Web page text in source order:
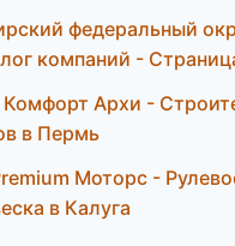
федеральный
компаний -
Архи -
в Пермь
Моторс -
в Калуга